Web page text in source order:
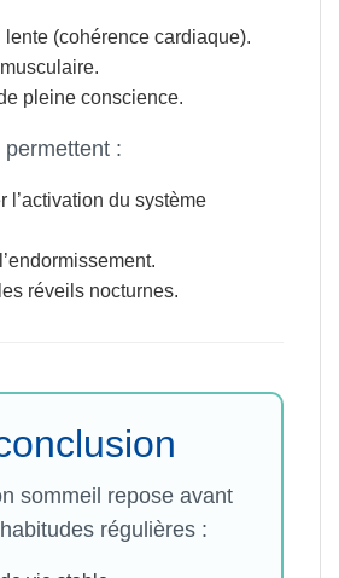
lente (cohérence cardiaque).
pleine conscience.
:
l’activation du système
réveils nocturnes.
sommeil repose avant
régulières :